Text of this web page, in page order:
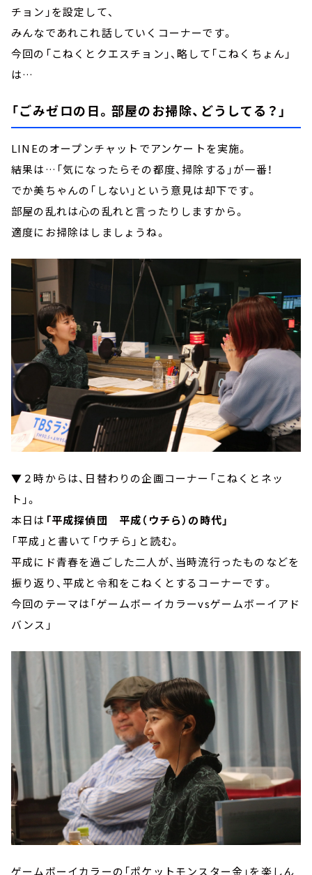
チョン」を設定して、
みんなであれこれ話していくコーナーです。
今回の「こねくとクエスチョン」、略して「こねくちょん」
は…
「ごみゼロの日。部屋のお掃除、どうしてる？」
LINEのオープンチャットでアンケートを実施。
結果は…「気になったらその都度、掃除する」が一番！
でか美ちゃんの「しない」という意見は却下です。
部屋の乱れは心の乱れと言ったりしますから。
適度にお掃除はしましょうね。
▼２時からは、日替わりの企画コーナー「こねくとネッ
ト」。
本日は 「平成探偵団 平成（ウチら）の時代」
「平成」と書いて「ウチら」と読む。
平成にド青春を過ごした二人が、当時流行ったものなどを
振り返り、平成と令和をこねくとするコーナーです。
今回のテーマは「ゲームボーイカラーvsゲームボーイアド
バンス」
ゲームボーイカラーの「ポケットモンスター金」を楽しん